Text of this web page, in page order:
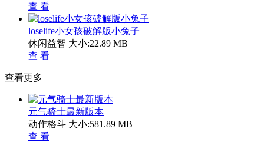
查 看
loselife小女孩破解版小兔子
休闲益智 大小:22.89 MB
查 看
查看更多
元气骑士最新版本
动作格斗 大小:581.89 MB
查 看